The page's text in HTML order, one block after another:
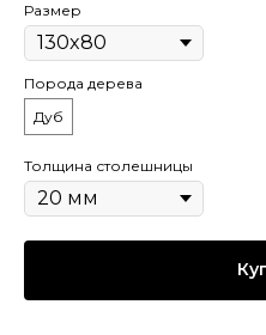
Размер
Порода дерева
Дуб
Толщина столешницы